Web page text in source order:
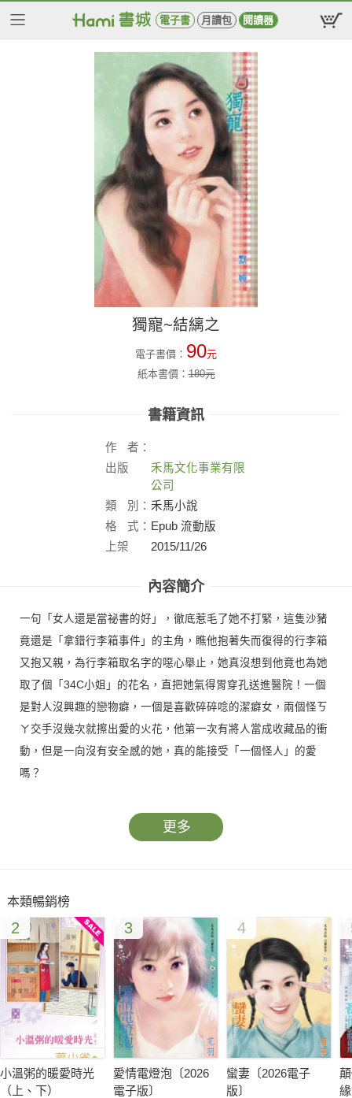
電子書 月讀包 閱讀器
獨寵~結縭之
電子書價： 90元
紙本書價：180元
書籍資訊
作
者：
出版
禾馬文化事業有限
公司
類
別： 禾馬小說
格
式： Epub 流動版
上架
2015/11/26
內容簡介
一句「女人還是當祕書的好」，徹底惹毛了她不打緊，這隻沙豬
竟還是「拿錯行李箱事件」的主角，瞧他抱著失而復得的行李箱
又抱又親，為行李箱取名字的噁心舉止，她真沒想到他竟也為她
取了個「34C小姐」的花名，直把她氣得胃穿孔送進醫院！一個
是對人沒興趣的戀物癖，一個是喜歡碎碎唸的潔癖女，兩個怪ㄎ
ㄚ交手沒幾次就擦出愛的火花，他第一次有將人當成收藏品的衝
動，但是一向沒有安全感的她，真的能接受「一個怪人」的愛
嗎？
更多
本類暢銷榜
2
小溫粥的暖愛時光
（上、下）
3
愛情電燈泡〔2026
電子版〕
4
蠻妻〔2026電子
版〕